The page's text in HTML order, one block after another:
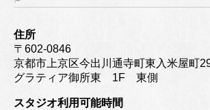
住所
〒602-0846
京都市上京区今出川通寺町東入米屋町
グラティア御所東 1F 東側
スタジオ利用可能時間